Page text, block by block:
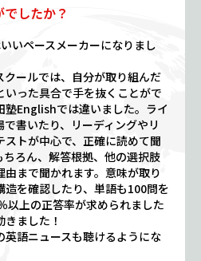
したか？
いペースメーカーになりまし
クールでは、自分が取り組んだ
いった具合で手を抜くことがで
塾Englishでは違いました。ライ
書いたり、リーディングやリ
ストが中心で、正確に読めて聞
ちろん、解答根拠、他の選択肢
由まで聞かれます。意味が取り
造を確認したり、単語も100問を
以上の正答率が求められました
ました！
英語ニュースも聴けるようにな